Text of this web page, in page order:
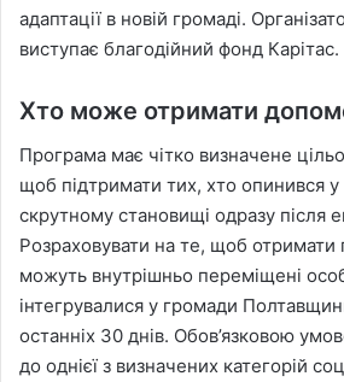
адаптації в новій громаді.
виступає благодійний фонд Карітас.
Хто може отримати
Програма має чітко визначене
щоб підтримати тих, хто опинився у
скрутному становищі одразу після
Розраховувати на те, щоб
можуть внутрішньо переміщені
інтегрувалися у громади
останніх 30 днів. Обов’язковою
до однієї з визначених категорій